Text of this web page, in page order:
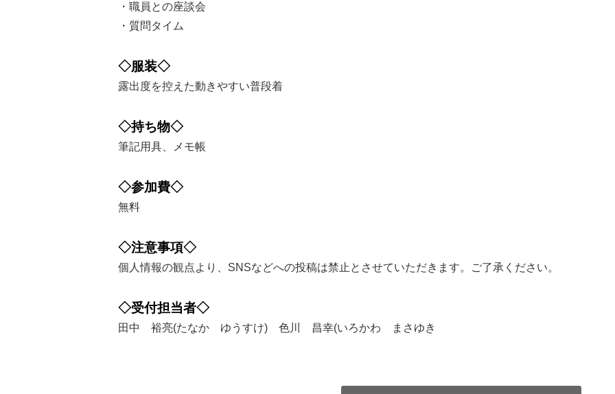
・職員との座談会
・質問タイム
◇服装◇
露出度を控えた動きやすい普段着
◇持ち物◇
筆記用具、メモ帳
◇参加費◇
無料
◇注意事項◇
個人情報の観点より、SNSなどへの投稿は禁止とさせていただきます。ご了承ください。
◇受付担当者◇
田中 裕亮(たなか ゆうすけ) 色川 昌幸(いろかわ まさゆき